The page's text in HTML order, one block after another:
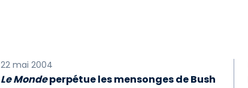
22 mai 2004
Le Mondeperpétue les mensonges de Bush